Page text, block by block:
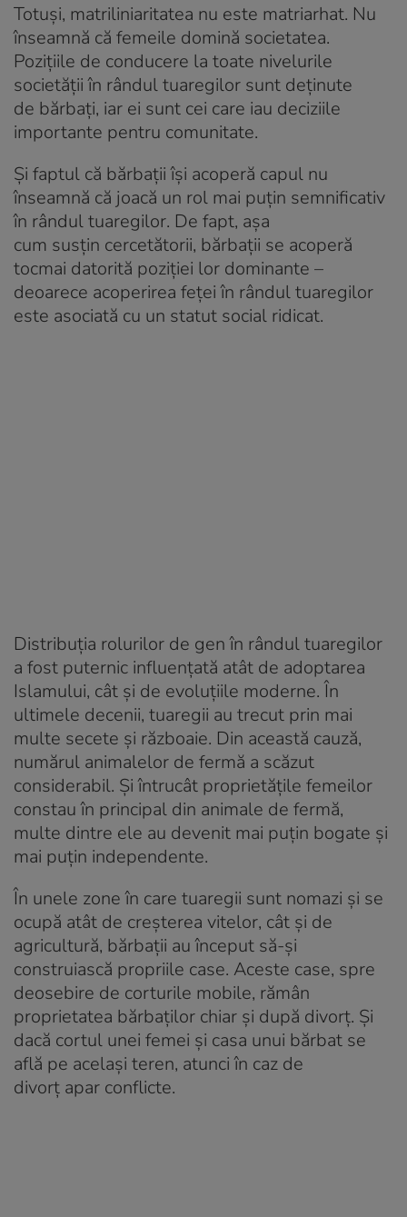
Totuși, matriliniaritatea nu este matriarhat. Nu
înseamnă că femeile domină societatea.
Pozițiile de conducere la toate nivelurile
societății în rândul tuaregilor sunt deținute
de bărbați, iar ei sunt cei care iau deciziile
importante pentru comunitate.
Și faptul că bărbații își acoperă capul nu
înseamnă că joacă un rol mai puțin semnificativ
în rândul tuaregilor. De fapt, așa
cum susțin cercetătorii, bărbații se acoperă
tocmai datorită poziției lor dominante –
deoarece acoperirea feței în rândul tuaregilor
este asociată cu un statut social ridicat.
Distribuția rolurilor de gen în rândul tuaregilor
a fost puternic influențată atât de adoptarea
Islamului, cât și de evoluțiile moderne. În
ultimele decenii, tuaregii au trecut prin mai
multe secete și războaie. Din această cauză,
numărul animalelor de fermă a scăzut
considerabil. Și întrucât proprietățile femeilor
constau în principal din animale de fermă,
multe dintre ele au devenit mai puțin bogate și
mai puțin independente.
În unele zone în care tuaregii sunt nomazi și se
ocupă atât de creșterea vitelor, cât și de
agricultură, bărbații au început să-și
construiască propriile case. Aceste case, spre
deosebire de corturile mobile, rămân
proprietatea bărbaților chiar și după divorț. Și
dacă cortul unei femei și casa unui bărbat se
află pe același teren, atunci în caz de
divorț apar conflicte.